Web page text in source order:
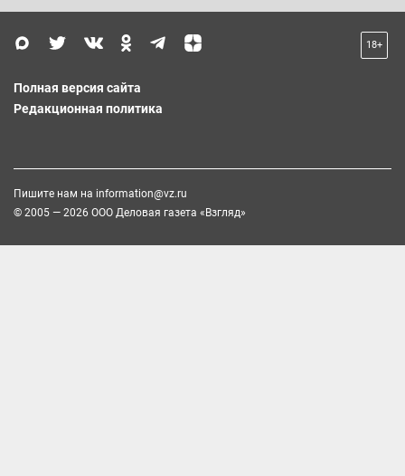
18+
Полная версия сайта
Редакционная политика
Пишите нам на information@vz.ru
© 2005 — 2026 ООО Деловая газета «Взгляд»